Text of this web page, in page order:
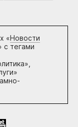
«Новости
с тегами